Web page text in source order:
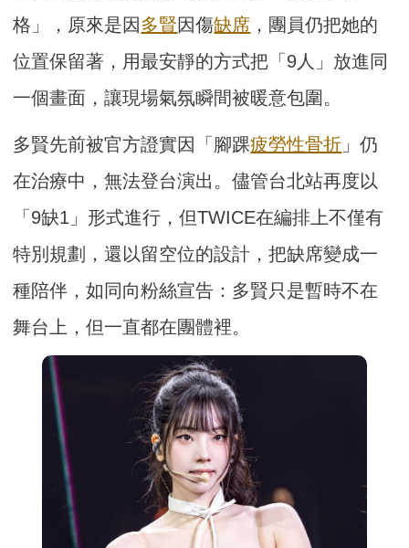
格」，原來是因多賢因傷缺席 ，團員仍把她的
位置保留著，用最安靜的方式把「9人」放進同
一個畫面，讓現場氣氛瞬間被暖意包圍。
多賢先前被官方證實因「腳踝疲勞性骨折 」仍
在治療中，無法登台演出。儘管台北站再度以
「9缺1」形式進行，但TWICE在編排上不僅有
特別規劃，還以留空位的設計，把缺席變成一
種陪伴，如同向粉絲宣告：多賢只是暫時不在
舞台上，但一直都在團體裡。